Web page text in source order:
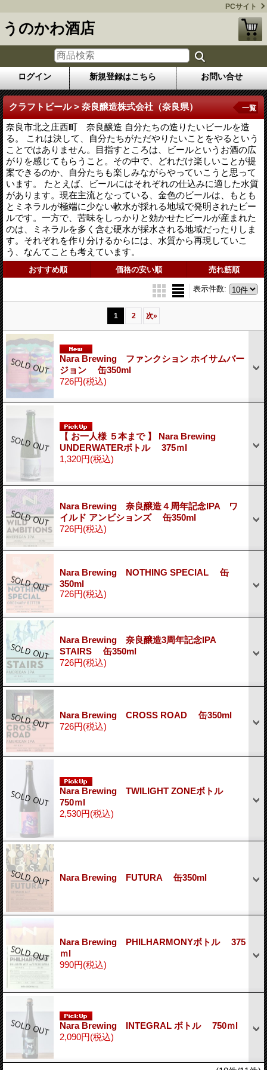
PCサイト
うのかわ酒店
ログイン 新規登録はこちら お問い合せ
クラフトビール > 奈良醸造株式会社（奈良県）
奈良市北之庄西町 奈良醸造 自分たちの造りたいビールを造
る。 これは決して、自分たちがただやりたいことをやるという
ことではありません。目指すところは、ビールというお酒の広
がりを感じてもらうこと。その中で、どれだけ楽しいことが提
案できるのか、自分たちも楽しみながらやっていこうと思って
います。 たとえば、ビールにはそれぞれの仕込みに適した水質
があります。現在主流となっている、金色のビールは、もとも
とミネラルが極端に少ない軟水が採れる地域で発明されたビー
ルです。一方で、苦味をしっかりと効かせたビールが産まれた
のは、ミネラルを多く含む硬水が採水される地域だったりしま
す。それぞれを作り分けるからには、水質から再現していこ
う、なんてことも考えています。
一覧
おすすめ順 価格の安い順 売れ筋順
表示件数:
1 2 次»
Nara Brewing ファンクション ホイサムバー
ジョン 缶350ml
726円(税込)
【 お一人様 ５本まで 】 Nara Brewing
UNDERWATERボトル 375ｍl
1,320円(税込)
Nara Brewing 奈良醸造４周年記念IPA ワ
イルド アンビションズ 缶350ml
726円(税込)
Nara Brewing NOTHING SPECIAL 缶
350ml
726円(税込)
Nara Brewing 奈良醸造3周年記念IPA
STAIRS 缶350ml
726円(税込)
Nara Brewing CROSS ROAD 缶350ml
726円(税込)
Nara Brewing TWILIGHT ZONEボトル
750ｍl
2,530円(税込)
Nara Brewing FUTURA 缶350ml
Nara Brewing PHILHARMONYボトル 375
ｍl
990円(税込)
Nara Brewing INTEGRAL ボトル 750ｍl
2,090円(税込)